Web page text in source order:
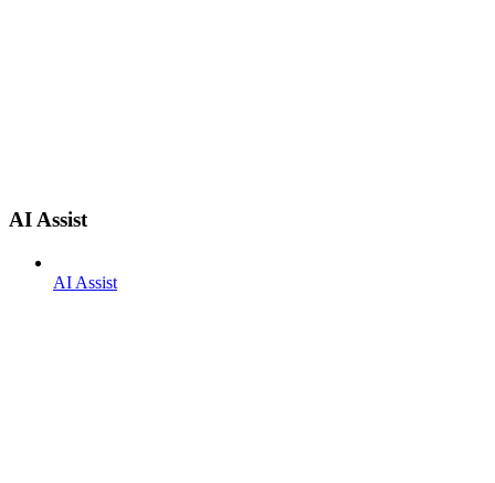
AI Assist
AI Assist